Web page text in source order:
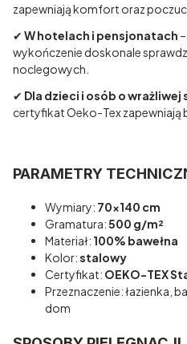
zapewniają komfort oraz
✔ W hotelach i pensjonatach
wykończenie doskonale
noclegowych.
✔ Dla dzieci i osób o wrażliwej
certyfikat Oeko-Tex zapewniają
PARAMETRY
Wymiary: 70x140 cm
Gramatura:500 g/m²
Materiał: 100% bawełna
Kolor:stalowy
Certyfikat: OEKO-TEX
Przeznaczenie: łazienka,
dom